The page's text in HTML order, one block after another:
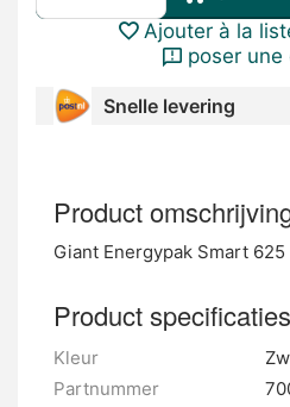
Ajouter à la
poser une
Snelle levering
Product
Giant Energypak Smart
Product specificaties
Kleur
Partnummer